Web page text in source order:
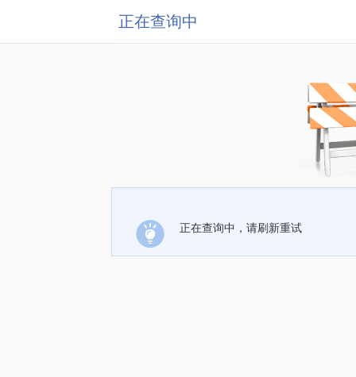
正在查询中
正在查询中，请刷新重试